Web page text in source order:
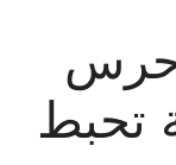
حرس
تحبط